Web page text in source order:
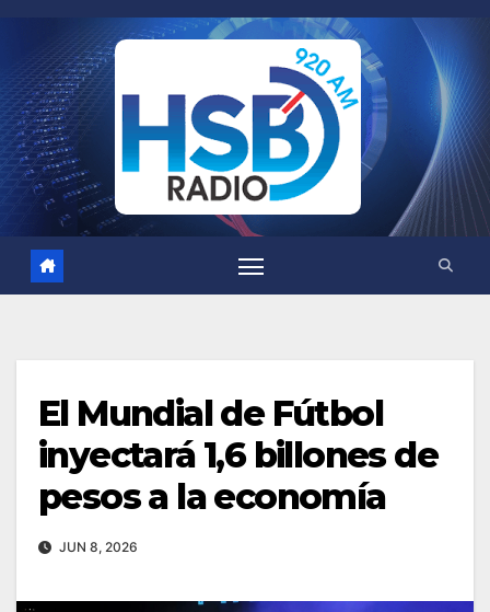
El Mundial de Fútbol
inyectará 1,6 billones de
pesos a la economía
JUN 8, 2026